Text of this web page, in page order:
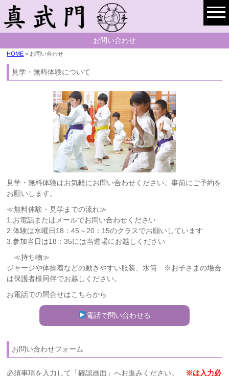
お問い合わせ
HOME » お問い合わせ
見学・無料体験について
見学・無料体験はお気軽にお問い合わせください。事前にご予約を
お願いします。
≪無料体験・見学までの流れ≫
1.お電話またはメールでお問い合わせください
2.体験は水曜日18：45～20：15のクラスでお願いしています
3.参加当日は18：35には当道場にお越しください
≪持ち物≫
ジャージや体操着などの動きやすい服装、水筒 ※お子さまの場合
は保護者様同伴でお越しください。
お電話での問合せはこちらから
電話で問い合わせる
お問い合わせフォーム
必須事項を入力して「確認画面」へお進みください。 ※は入力必